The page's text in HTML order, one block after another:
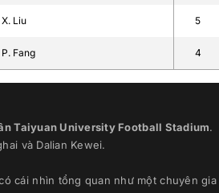
X. Liu 5
P. Fang 4
Taiyuan University Football Stadium.
và Dalian Kewei.
cái nhìn tổng quan như một chuyên gia